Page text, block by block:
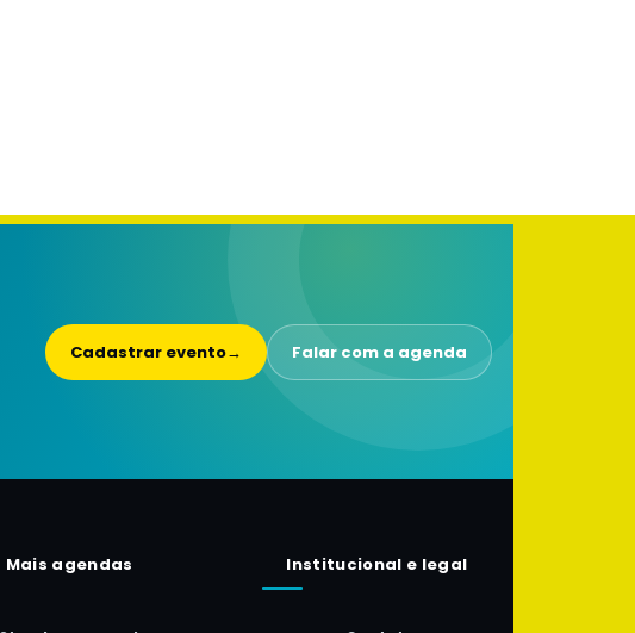
Cadastrar evento→ Falar com a agenda
Mais agendas Institucional e legal